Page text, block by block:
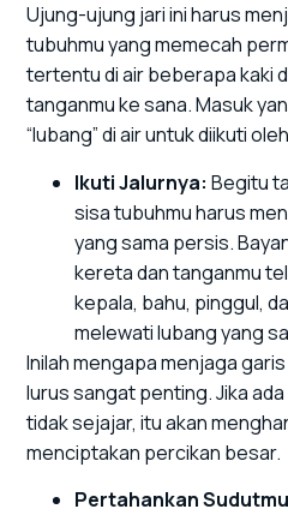
Ujung-ujung jari ini harus
tubuhmu yang memecah
tertentu di air beberapa kaki
tanganmu ke sana. Masuk
“lubang” di air untuk diikuti
Ikuti Jalurnya: Begitu
sisa tubuhmu harus
yang sama persis.
kereta dan tanganmu
kepala, bahu, pinggul,
melewati lubang yang
Inilah mengapa menjaga
lurus sangat penting. Jika
tidak sejajar, itu akan
menciptakan percikan besar.
Pertahankan